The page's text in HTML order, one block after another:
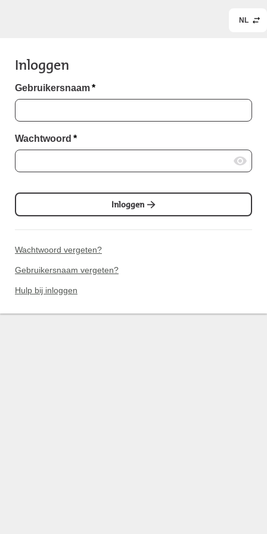
NL
Inloggen
Gebruikersnaam*
Wachtwoord *
Inloggen
Wachtwoord vergeten?
Gebruikersnaam vergeten?
Hulp bij inloggen